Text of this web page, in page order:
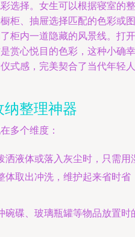
选择。女生可以根据寝室的整
柜、抽屉选择匹配的色彩或图
柜内一道隐藏的风景线。打开
赏心悦目的色彩，这种小确幸
式感，完美契合了当代年轻人
整理神器
多个维度：
洒液体或落入灰尘时，只需用
体取出冲洗，维护起来省时省
碗碟、玻璃瓶罐等物品放置时